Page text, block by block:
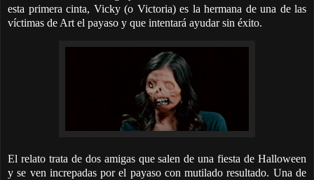
esta primera cinta, Vicky (o Victoria) es la hermana de una de las
víctimas de Art el payaso y que intentará ayudar sin éxito.
El relato trata de dos amigas que salen de una fiesta de Halloween
y se ven increpadas por el payaso con mutilado resultado. Una de